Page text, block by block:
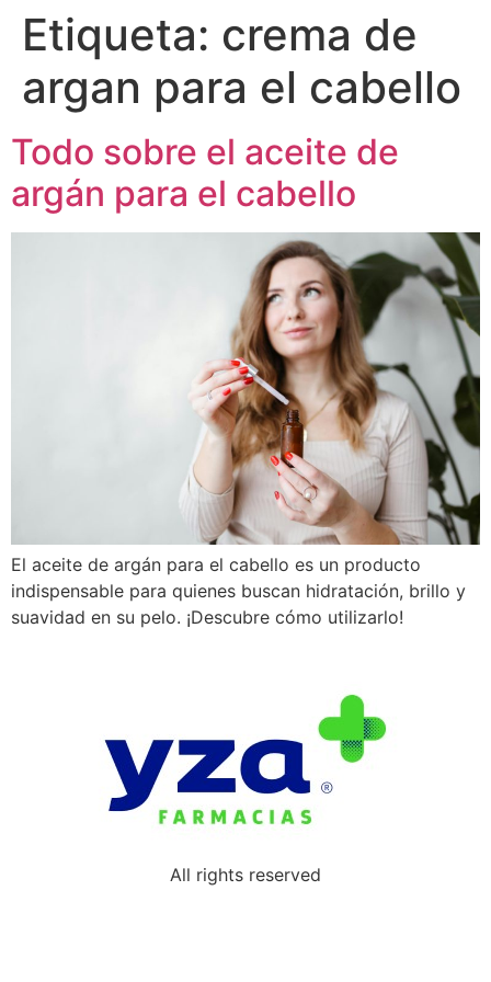
Etiqueta: crema de
argan para el cabello
Todo sobre el aceite de
argán para el cabello
El aceite de argán para el cabello es un producto
indispensable para quienes buscan hidratación, brillo y
suavidad en su pelo. ¡Descubre cómo utilizarlo!
All rights reserved